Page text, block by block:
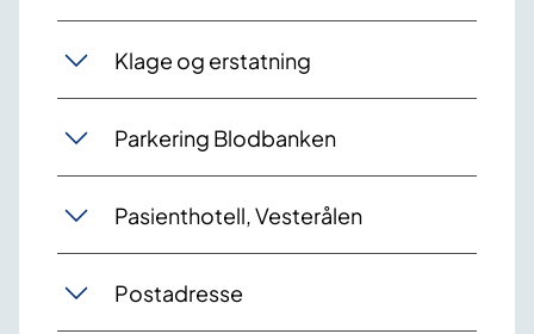
Klage og erstatning
Parkering Blodbanken
Pasienthotell, Vesterålen
Postadresse